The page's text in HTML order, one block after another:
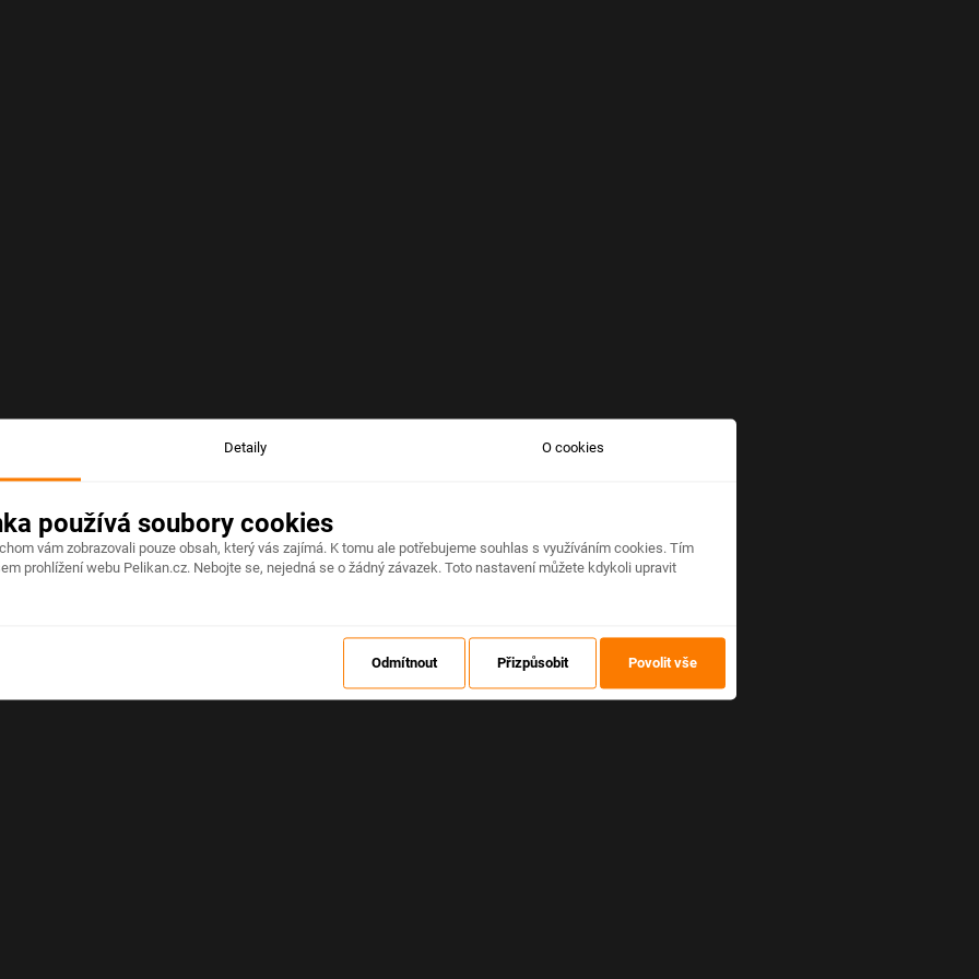
Na stránce došlo k neočekávané chybě
Detaily O cookies
používá soubory cookies
vám zobrazovali pouze obsah, který vás zajímá. K tomu ale potřebujeme souhlas s využíváním cookies. Tím
prohlížení webu Pelikan.cz. Nebojte se, nejedná se o žádný závazek. Toto nastavení můžete kdykoli upravit
Odmítnout Přizpůsobit Povolit vše